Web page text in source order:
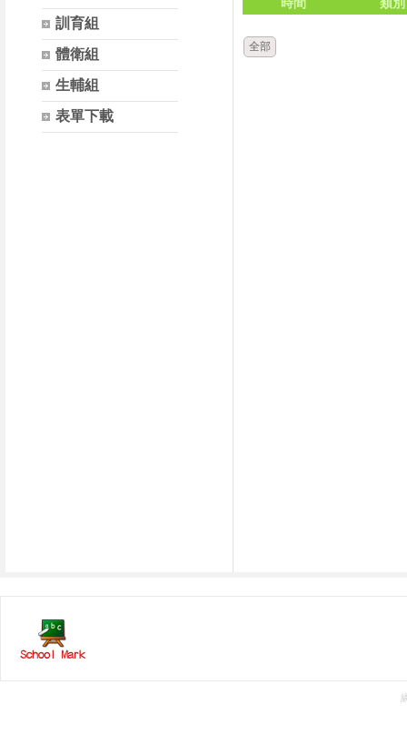
訓育組
體衛組
生輔組
表單下載
全部